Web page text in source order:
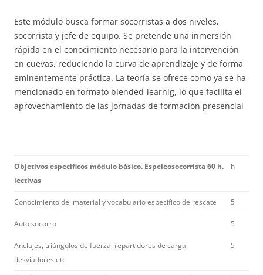
Este módulo busca formar socorristas a dos niveles,
socorrista y jefe de equipo. Se pretende una inmersión
rápida en el conocimiento necesario para la intervención
en cuevas, reduciendo la curva de aprendizaje y de forma
eminentemente práctica. La teoría se ofrece como ya se ha
mencionado en formato blended-learnig, lo que facilita el
aprovechamiento de las jornadas de formación presencial
Objetivos específicos módulo básico. Espeleosocorrista 60 h.
lectivas
h
Conocimiento del material y vocabulario específico de rescate 5
Auto socorro 5
Anclajes, triángulos de fuerza, repartidores de carga,
desviadores etc
5